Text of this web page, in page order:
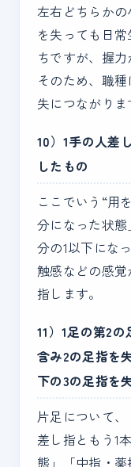
左右どちらか
を失っても日
ちですが、握力
そのため、職
失につながりま
10）1手の人差
したもの
ここでいう“用
分になった状
分の1以下にな
触感などの感
指します。
11）1足の第2
含み2の足指を
下の3の足指を
片足について
差し指ともう1
態」「中指・